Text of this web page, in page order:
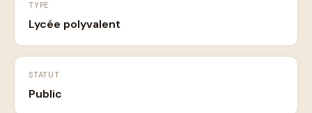
TYPE
Lycée polyvalent
STATUT
Public